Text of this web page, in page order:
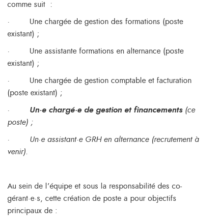
comme suit :
· Une chargée de gestion des formations (poste
existant) ;
· Une assistante formations en alternance (poste
existant) ;
· Une chargée de gestion comptable et facturation
(poste existant) ;
· Un·e chargé·e de gestion et financements(ce
poste) ;
· Un·e assistant·e GRH en alternance (recrutement à
venir).
Au sein de l’équipe et sous la responsabilité des co-
gérant·e·s, cette création de poste a pour objectifs
principaux de :